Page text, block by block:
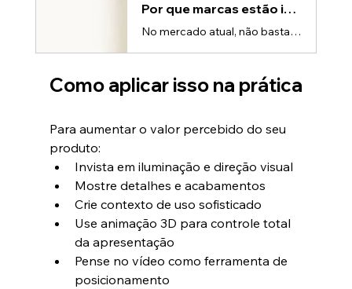
Por que marcas estão investindo em animação 3D para valorizar seus produtos
No mercado atual, não basta ter um bom produto.👉 É preciso parecer melhor.Porque, antes de qualquer decisão de compra, o cliente faz um julgamento rápido: • isso parece confiável? • isso parece premium? • isso parece valer o preço?E esse julgamento acontece em segundos.É por isso que cada vez mais empresas estão investindo em animação 3D para valorizar seus produtos.O novo campo de batalha: PercepçãoProdutos competem menos por funcionalidade…e mais por percepção.Hoje, o cliente: • compara visua
Como aplicar isso na prática
Para aumentar o valor percebido do seu
produto:
Invista em iluminação e direção visual
Mostre detalhes e acabamentos
Crie contexto de uso sofisticado
Use animação 3D para controle total
da apresentação
Pense no vídeo como ferramenta de
posicionamento